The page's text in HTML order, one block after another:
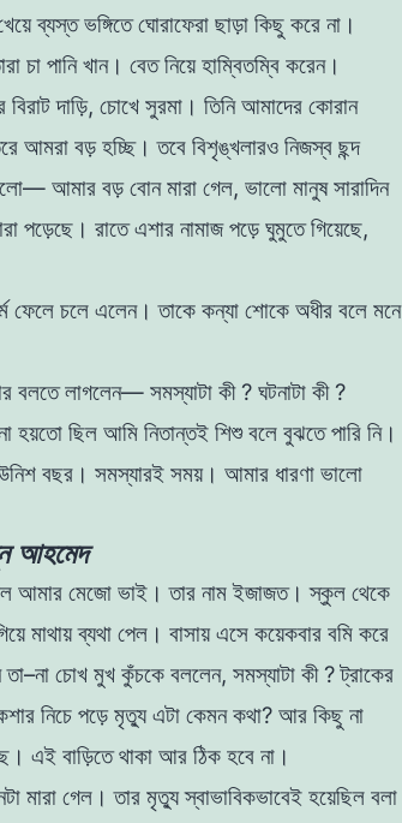
ব্যস্তভঙ্গিতেঘােরাফেরা ছাড়া কিছু করে না।
চা পানিখান। বেতনিয়েহাম্বিতম্বি করেন।
বিরাটদাড়ি, চোখে সুরমা । তিনিআমাদের কোরান
আমরা বড়হচ্ছি।তবে বিশৃঙ্খলারও নিজস্ব ছন্দ
— আমার বড়বােনমারা গেল, ভালাে মানুষসারাদিন
পড়েছে । রাতেএশার নামাজপড়েঘুমুতেগিয়েছে,
ফেলে চলে এলেন।তাকে কন্যা শোকে অধীর বলে মনে
বলতেলাগলেন— সমস্যাটা কী? ঘটনাটা কী?
হয়তাে ছিল আমি নিতান্তই শিশুবলে বুঝতেপারি নি।
বছর । সমস্যারই সময়। আমার ধারণা ভালাে
আহমেদ
আমার মেজো ভাই ।তার নামইজাজত।স্কুল থেকে
মাথায়ব্যথা পেল । বাসায় এসে কয়েকবার বমি করে
তা–না চোখ মুখ কুঁচকে বললেন, সমস্যাটা কী?ট্রাকের
নিচে পড়েমৃত্যুএটা কেমনকথা? আর কিছু না
। এই বাড়িতেথাকা আর ঠিক হবে না ।
মারা গেল । তার মৃত্যুস্বাভাবিকভাবেই হয়েছিল বলা